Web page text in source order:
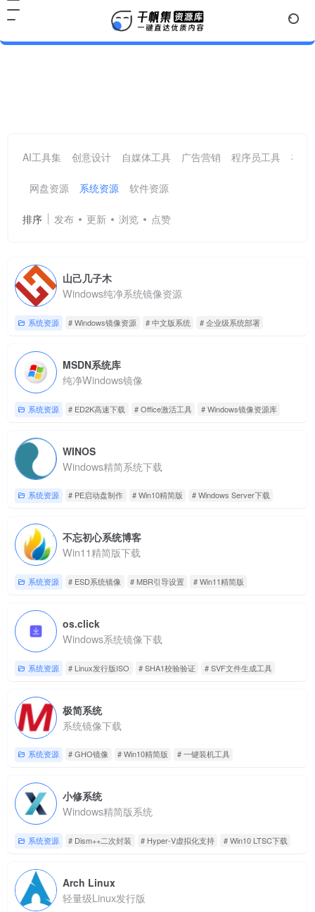
AI工具集 创意设计 自媒体工具 广告营销 程序员工具 在线
网盘资源 系统资源 软件资源
排序 发布 更新 浏览 点赞
山己几子木
Windows纯净系统镜像资源
系统资源 # Windows镜像资源 # 中文版系统 # 企业级系统部署
MSDN系统库
纯净Windows镜像
系统资源 # ED2K高速下载 # Office激活工具 # Windows镜像资源库
WINOS
Windows精简系统下载
系统资源 # PE启动盘制作 # Win10精简版 # Windows Server下载
不忘初心系统博客
Win11精简版下载
系统资源 # ESD系统镜像 # MBR引导设置 # Win11精简版
os.click
Windows系统镜像下载
系统资源 # Linux发行版ISO # SHA1校验验证 # SVF文件生成工具
极简系统
系统镜像下载
系统资源 # GHO镜像 # Win10精简版 # 一键装机工具
小修系统
Windows精简版系统
系统资源 # Dism++二次封装 # Hyper-V虚拟化支持 # Win10 LTSC下载
Arch Linux
轻量级Linux发行版